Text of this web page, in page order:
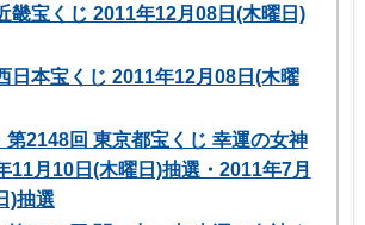
畿宝くじ 2011年12月08日(木曜日)
日本宝くじ 2011年12月08日(木曜
第2148回 東京都宝くじ 幸運の女神
11月10日(木曜日)抽選・2011年7月
)抽選